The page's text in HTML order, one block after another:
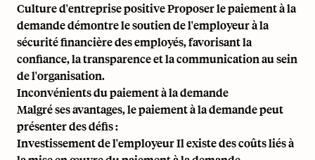
Culture d'entreprise positive Proposer le paiement à la
demande démontre le soutien de l'employeur à la
sécurité financière des employés, favorisant la
confiance, la transparence et la communication au sein
de l'organisation.
Inconvénients du paiement à la demande
Malgré ses avantages, le paiement à la demande peut
présenter des défis :
Investissement de l'employeur Il existe des coûts liés à